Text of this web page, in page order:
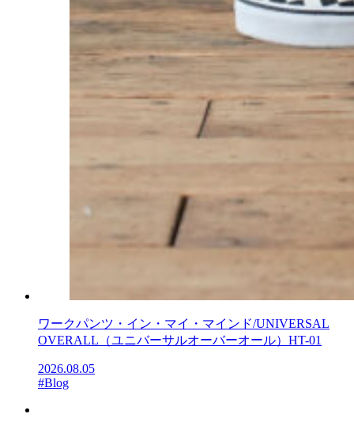
ワークパンツ・イン・マイ・マインド/UNIVERSAL
OVERALL（ユニバーサルオーバーオール）HT-01
2026.08.05
#Blog